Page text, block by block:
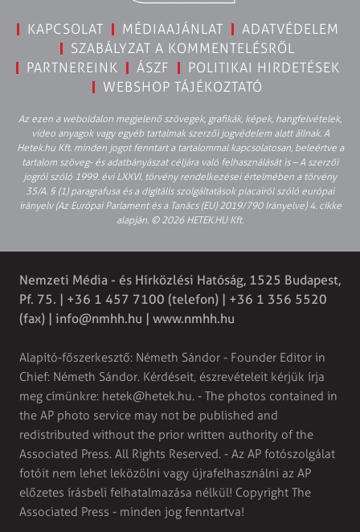
KAPCSOLAT MÉDIAAJÁNLAT
ADATVÉDELEM
SZABÁLYZAT A KOMMENTELÉSRŐL
PARTNEREINK
ÁSZF
POLITIKAI HIRDETÉSEK
WEBSHOP TÁJÉKOZTATÓ
Az ezen a weboldalon megjelenő szövegek, grafikák, képek, hangfelvételek,
video anyagok vagy egyéb tartalmak szerzői jogvédelem alatt állnak. A
Hetek.hu Kft. minden jogot fenntart a tartalommal kapcsolatosan, beleértve a
tartalom szöveg- és adatbányászat céljára való felhasználását is – A szerzői
jogról szóló 1999. évi LXXVI. törvény rendelkezései értelmében a törvény
35/A. § (1) paragrafusa és a digitális szolgáltatások piacairól szóló európai
irányelv (Az Európai Parlament és a Tanács (EU) 2019/790 Irányelve) 4. cikke
alapján. © 2026 HETEK.HU Kft.
Nemzeti Média - és Hírközlési Hatóság, 1525 Budapest,
Pf. 75. | +36 1 457 7100 (telefon) | +36 1 356 5520
(fax) | info@nmhh.hu | www.nmhh.hu
Alapító-főszerkesztő: Németh Sándor - Founder Editor in
Chief: Németh Sándor. Kérdéseit, észrevételeit kérjük írja
meg címünkre: hetek@hetek.hu. - The photos contained in
the AP photo service may not be published and
redistributed without the prior written authority of the
Associated Press. All Rights Reserved. - Az AP fotószolgálat
fotóit nem lehet leközölni vagy újrafelhasználni az AP
előzetes írásbeli felhatalmazása nélkül! Copyright The
Associated Press - minden jog fenntartva!